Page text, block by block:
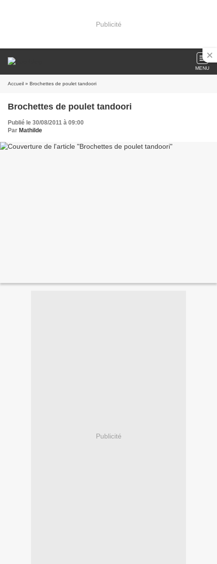
Publicité
MENU
Accueil » Brochettes de poulet tandoori
Brochettes de poulet tandoori
Publié le 30/08/2011 à 09:00
Par Mathilde
Publicité